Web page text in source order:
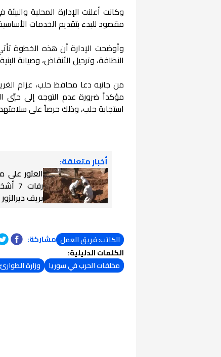
وكانت أعلنت الإدارة المحلية
مقصود للبدء بتقديم الخدمات
وأوضحت الإدارة أن هذه الخطوة
النظافة، وترحيل الأنقاض، وصيانة
من جانبه دعا محافظ حلب، عزام
مؤكداً ضرورة عدم التوجه إلى حيّي
استجابة حلب، وذلك حرصاً على
أخبار متعلقة:
العثور
بريف ديرالزور
الكاتب: فريق العمل مشاركة:
الكلمات الدليلية:
مخلفات الحرب في سوريا
وزارة